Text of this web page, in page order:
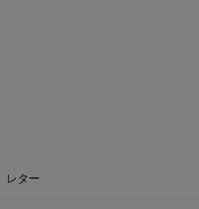
レター